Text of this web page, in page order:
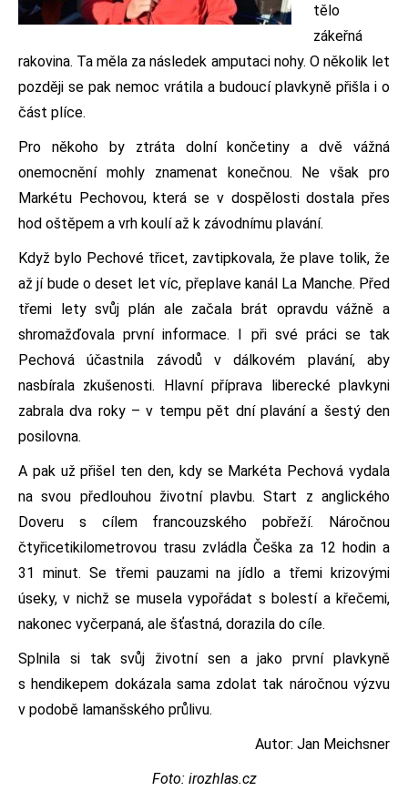
tělo
zákeřná
rakovina. Ta měla za následek amputaci nohy. O několik let
později se pak nemoc vrátila a budoucí plavkyně přišla i o
část plíce.
Pro někoho by ztráta dolní končetiny a dvě vážná
onemocnění mohly znamenat konečnou. Ne však pro
Markétu Pechovou, která se v dospělosti dostala přes
hod oštěpem a vrh koulí až k závodnímu plavání.
Když bylo Pechové třicet, zavtipkovala, že plave tolik, že
až jí bude o deset let víc, přeplave kanál La Manche. Před
třemi lety svůj plán ale začala brát opravdu vážně a
shromažďovala první informace. I při své práci se tak
Pechová účastnila závodů v dálkovém plavání, aby
nasbírala zkušenosti. Hlavní příprava liberecké plavkyni
zabrala dva roky – v tempu pět dní plavání a šestý den
posilovna.
A pak už přišel ten den, kdy se Markéta Pechová vydala
na svou předlouhou životní plavbu. Start z anglického
Doveru s cílem francouzského pobřeží. Náročnou
čtyřicetikilometrovou trasu zvládla Češka za 12 hodin a
31 minut. Se třemi pauzami na jídlo a třemi krizovými
úseky, v nichž se musela vypořádat s bolestí a křečemi,
nakonec vyčerpaná, ale šťastná, dorazila do cíle.
Splnila si tak svůj životní sen a jako první plavkyně
s hendikepem dokázala sama zdolat tak náročnou výzvu
v podobě lamanšského průlivu.
Autor: Jan Meichsner
Foto: irozhlas.cz